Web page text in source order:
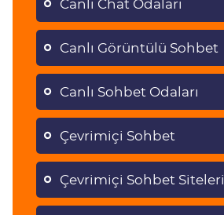
Canlı Chat Odaları
Canlı Görüntülü Sohbet
Canlı Sohbet Odaları
Çevrimiçi Sohbet
Çevrimiçi Sohbet Siteleri